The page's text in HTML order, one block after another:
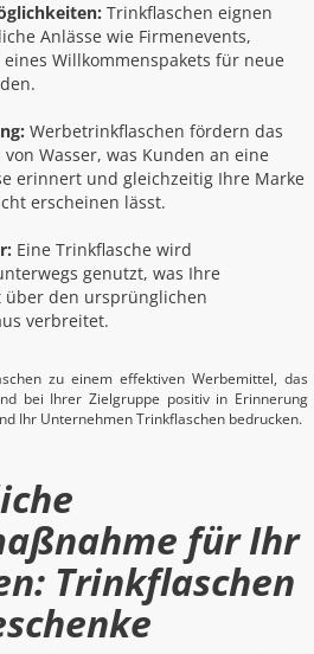
Trinkflaschen eignen
Anlässe wie Firmenevents,
Willkommenspakets für neue
Werbetrinkflaschen fördern das
Wasser, was Kunden an eine
erinnert und gleichzeitig Ihre Marke
erscheinen lässt.
Eine Trinkflasche wird
genutzt, was Ihre
über den ursprünglichen
verbreitet.
zu einem effektiven Werbemittel, das
bei Ihrer Zielgruppe positiv in Erinnerung
Ihr Unternehmen Trinkflaschen bedrucken.
für Ihr
Trinkflaschen